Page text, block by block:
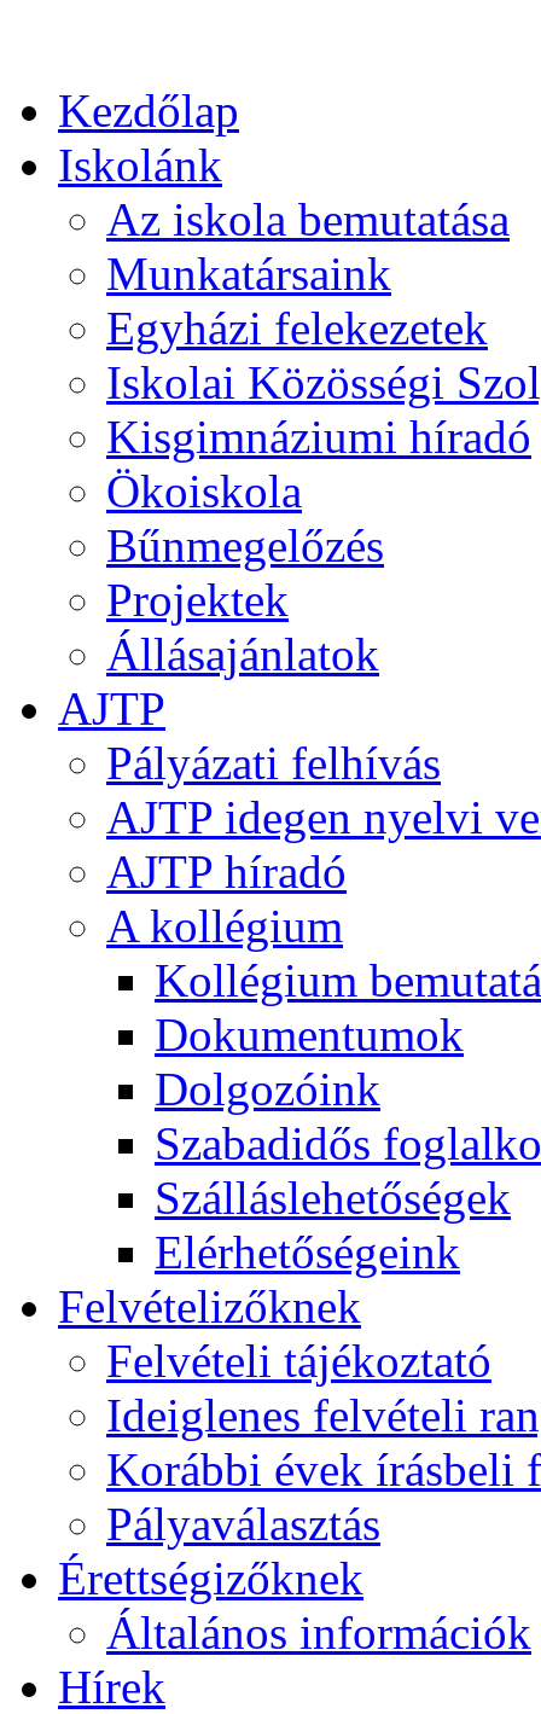
Kezdőlap
Iskolánk
Az iskola bemutatása
Munkatársaink
Egyházi felekezetek
Iskolai Közösségi
Kisgimnáziumi híradó
Ökoiskola
Bűnmegelőzés
Projektek
Állásajánlatok
AJTP
Pályázati felhívás
AJTP idegen nyelvi
AJTP híradó
A kollégium
Kollégium
Dokumentumok
Dolgozóink
Szabadidős
Szálláslehetőségek
Elérhetőségeink
Felvételizőknek
Felvételi tájékoztató
Ideiglenes felvételi
Korábbi évek írásbeli
Pályaválasztás
Érettségizőknek
Általános információk
Hírek